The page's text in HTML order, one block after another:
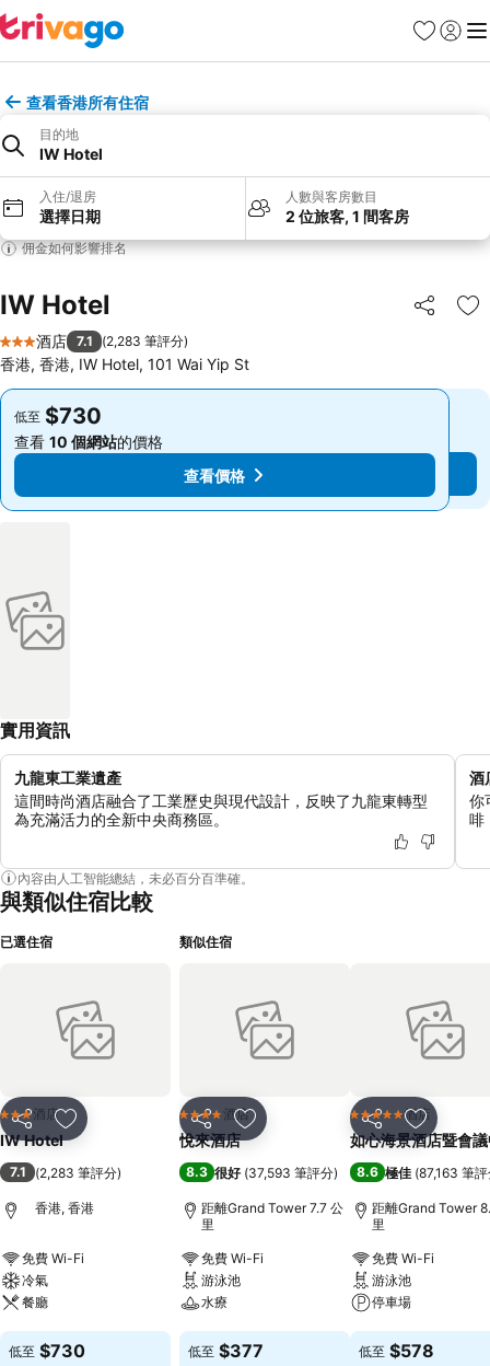
收藏夾
登入 選
查看香港所有住宿
目的地
IW Hotel
入住/退房
選擇日期
人數與客房數目
2 位旅客, 1 間客房
佣金如何影響排名
IW Hotel 分享
放
3 星級
酒店 7.1 (2,283 筆評分)
香港, 香港, IW Hotel, 101 Wai Yip St
低至 $730
查看 10 個網站的價格
查看價格
低至 $730
查看 10 個網站的價格
查看價格
實用資訊
九龍東工業遺產
這間時尚酒店融合了工業歷史與現代設計，反映了九龍東轉型
為充滿活力的全新中央商務區。
酒
你
啡
內容由人工智能總結，未必百分百準確。
與類似住宿比較
已選住宿
分享 放到收藏夾
3 星級酒店
IW Hotel
7.1 (2,283 筆評分)
香港, 香港
免費 Wi-Fi
冷氣
餐廳
查看價格
低至 $730
類似住宿
分享 放到收藏夾
4 星級 酒店
悅來酒店
8.3 很好 (37,593 筆評分)
距離Grand Tower 7.7 公
里
免費 Wi-Fi
游泳池
水療
查看價格
低至 $377
分享 放到收藏
5 星級 酒店
如心海景酒店暨會
8.6 極佳 (87,163 筆
距離Grand Tower
里
免費 Wi-Fi
游泳池
停車場
查看價格
低至 $578